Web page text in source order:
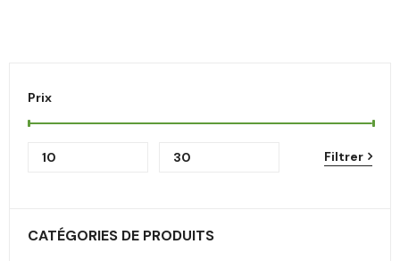
Prix
Filtrer
CATÉGORIES DE PRODUITS